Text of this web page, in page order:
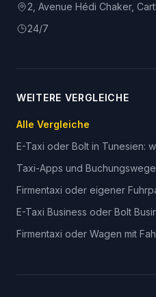
2, Avenue Hédi Chaker,
24/7
WEITERE VERGLEICHE
Alle Vergleiche
E-Taxi oder Bolt in Tunesien:
Taxi-Apps und
Firmentaxi oder eigener
E-Taxi Business oder Bolt
Firmentaxi oder Wagen mit